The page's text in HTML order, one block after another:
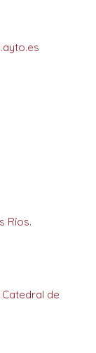
Ríos.
de